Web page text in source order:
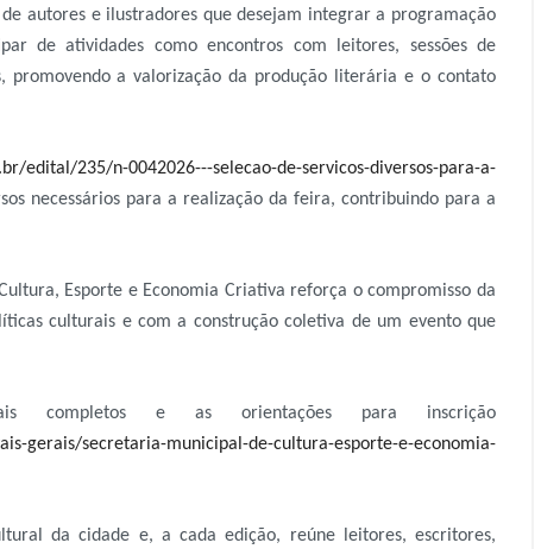
de autores e ilustradores que desejam integrar a programação
de atividades como encontros com leitores, sessões de
promovendo a valorização da produção literária e o contato
edital/235/n-0042026---selecao-de-servicos-diversos-para-a-
necessários para a realização da feira, contribuindo para a
Esporte e Economia Criativa reforça o compromisso da
culturais e com a construção coletiva de um evento que
completos e as orientações para inscrição
gerais/secretaria-municipal-de-cultura-esporte-e-economia-
da cidade e, a cada edição, reúne leitores, escritores,